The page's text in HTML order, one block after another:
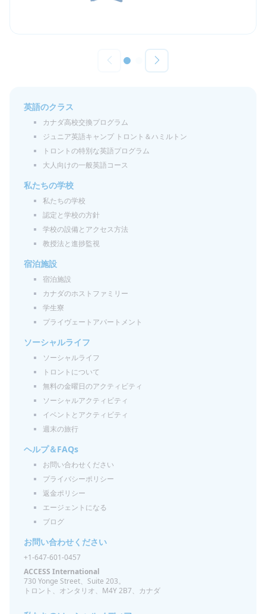
英語のクラス
カナダ高校交換プログラム
ジュニア英語キャンプ トロント＆ハミルトン
トロントの特別な英語プログラム
大人向けの一般英語コース
私たちの学校
私たちの学校
認定と学校の方針
学校の設備とアクセス方法
教授法と進捗監視
宿泊施設
宿泊施設
カナダのホストファミリー
学生寮
プライヴェートアパートメント
ソーシャルライフ
ソーシャルライフ
トロントについて
無料の金曜日のアクティビティ
ソーシャルアクティビティ
イベントとアクティビティ
週末の旅行
ヘルプ＆FAQs
お問い合わせください
プライバシーポリシー
返金ポリシー
エージェントになる
ブログ
お問い合わせください
+1-647-601-0457
ACCESS International
730 Yonge Street、Suite 203。
トロント、オンタリオ、M4Y 2B7、カナダ